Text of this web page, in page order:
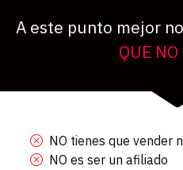
A este punto mejor
QUE NO
NO tienes que vender
NO es ser un afiliado